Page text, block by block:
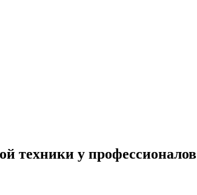
техники у профессионалов